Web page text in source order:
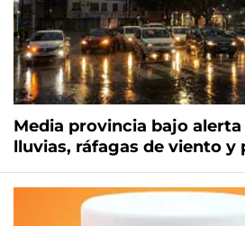
Media provincia bajo
lluvias, ráfagas de viento y